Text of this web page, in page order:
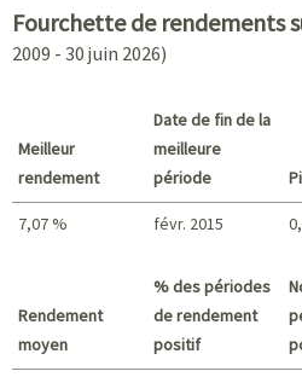
Fourchette de rendements
2009 - 30 juin 2026)
Meilleur
rendement
Date de fin de la
meilleure
période
7,07 % févr. 2015
Rendement
moyen
% des périodes
de rendement
positif